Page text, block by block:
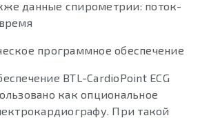
данные спирометрии: поток-
программное обеспечение
BTL-CardioPoint ECG
как опциональное
При такой